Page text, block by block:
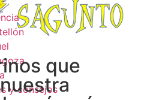
y consejos
que